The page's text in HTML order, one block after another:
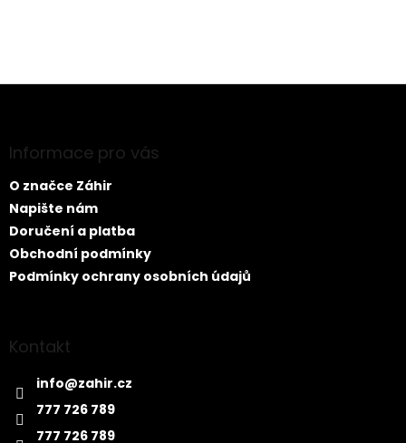
Z
aInformace pro vás
O značce Záhir
Napište nám
Doručení a platba
Obchodní podmínky
Podmínky ochrany osobních údajů
Kontakt
info@zahir.cz
777 726 789
777 726 789